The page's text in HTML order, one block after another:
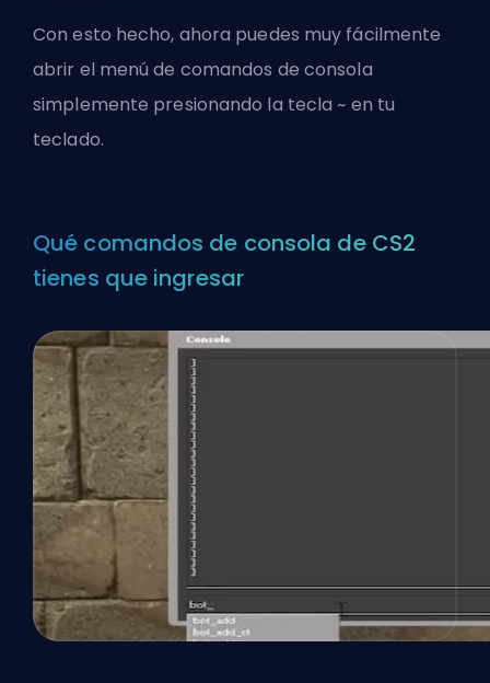
Con esto hecho, ahora puedes muy fácilmente
abrir el menú de comandos de consola
simplemente presionando la tecla ~ en tu
teclado.
Qué comandos de consola de CS2
tienes que ingresar